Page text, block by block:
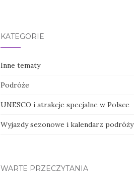
KATEGORIE
Inne tematy
Podróże
UNESCO i atrakcje specjalne w Polsce
Wyjazdy sezonowe i kalendarz podróży
WARTE PRZECZYTANIA